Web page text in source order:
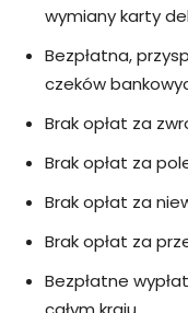
wymiany karty
Bezpłatna,
czeków
Brak opłat za
Brak opłat za
Brak opłat za
Brak opłat za
Bezpłatne